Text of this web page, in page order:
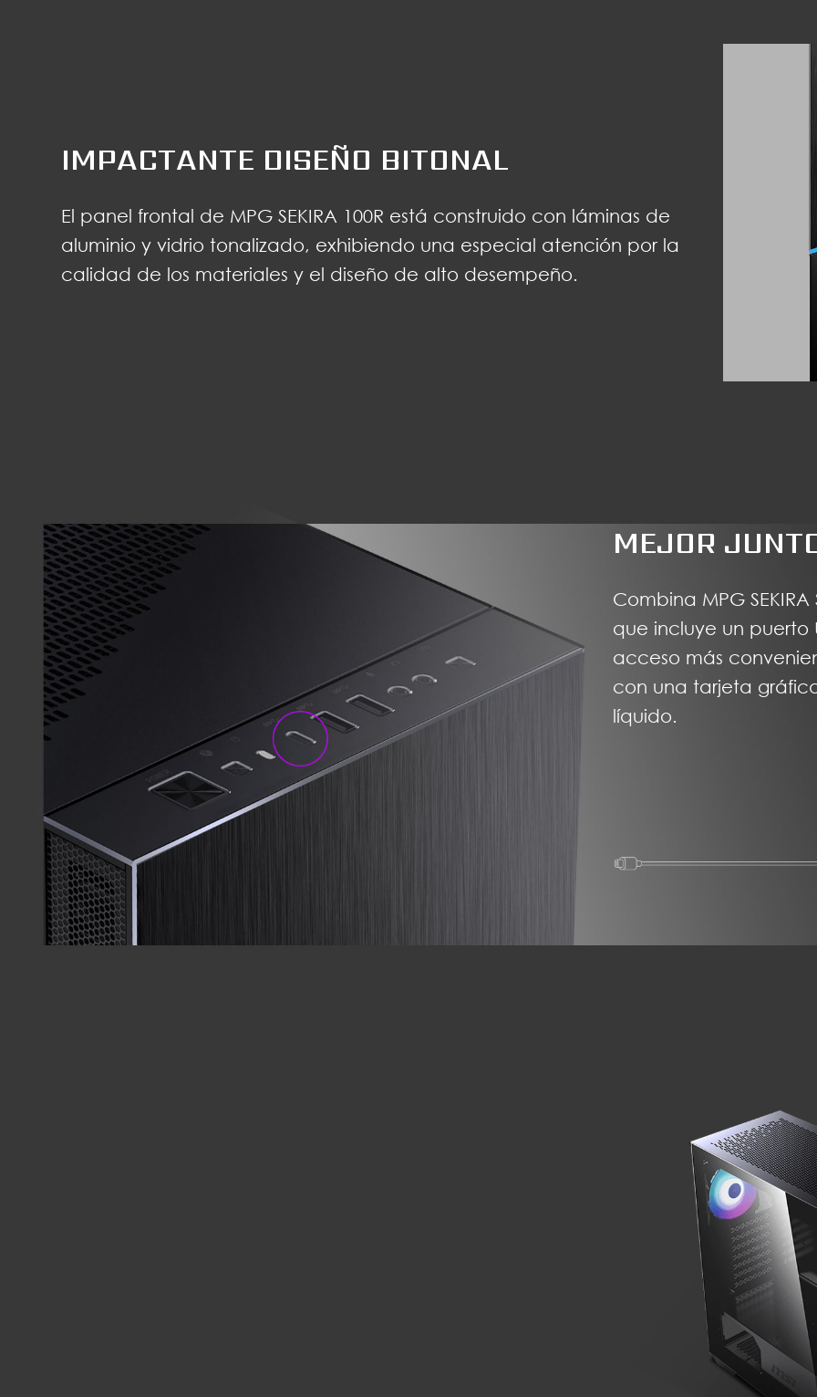
IMPACTANTE DISEÑO BITONAL
El panel frontal de MPG SEKIRA 100R está construido con láminas de
aluminio y vidrio tonalizado, exhibiendo una especial atención por la
calidad de los materiales y el diseño de alto desempeño.
MEJOR
Combina MPG
que incluye un puerto
acceso más
con una tarjeta
líquido.